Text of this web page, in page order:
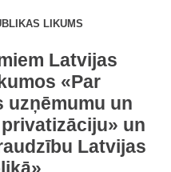
LIKUMS
Latvijas
«Par
uzņēmumu un
un
Latvijas